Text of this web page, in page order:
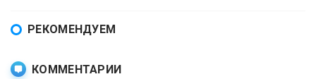
РЕКОМЕНДУЕМ
КОММЕНТАРИИ